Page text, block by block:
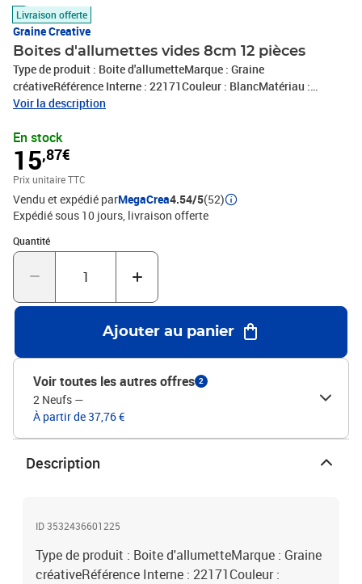
Livraison offerte
Graine Creative
Boites d'allumettes vides 8cm 12 pièces
Type de produit : Boite d'allumetteMarque : Graine
créativeRéférence Interne : 22171Couleur : BlancMatériau :
PapierConditionnement : 12 boitesDimensions : 8 X 5 X 3,5
Voir la description
En stock
15,87€
Prix unitaire TTC
Vendu et expédié parMegaCrea4.54/5(52)
Expédié sous 10 jours livraison offerte
Quantité
Quantité : 1
Ajouter au panier
Voir toutes les autres offres 2
2 Neufs —
À partir de 37,76 €
Description
ID 3532436601225
Type de produit : Boite d'allumetteMarque : Graine
créativeRéférence Interne : 22171Couleur :